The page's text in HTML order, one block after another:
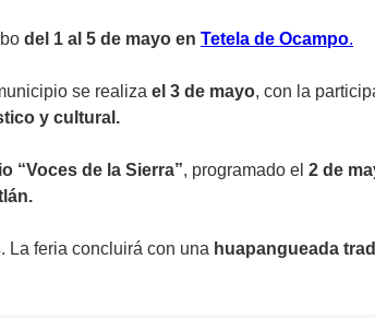
del 1 al 5 de mayo en Tetela de Ocampo.
se realiza el 3 de mayo, con la
y cultural.
“Voces de la Sierra”, programado el 2 de
. La feria concluirá con una huapangueada